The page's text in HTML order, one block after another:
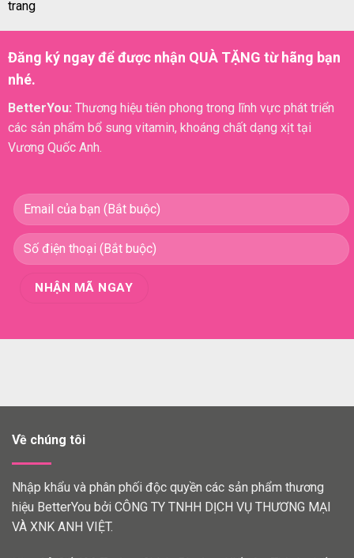
Đăng ký ngay để được nhận QUÀ TẶNG từ hãng bạn
nhé.
BetterYou: Thương hiệu tiên phong trong lĩnh vực phát triển
các sản phẩm bổ sung vitamin, khoáng chất dạng xịt tại
Vương Quốc Anh.
Về chúng tôi
Nhập khẩu và phân phối độc quyền các sản phẩm thương
hiệu BetterYou bởi CÔNG TY TNHH DỊCH VỤ THƯƠNG MẠI
VÀ XNK ANH VIỆT.